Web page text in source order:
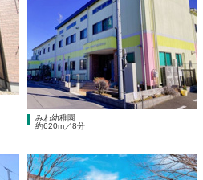
みわ幼稚園
約620m／8分